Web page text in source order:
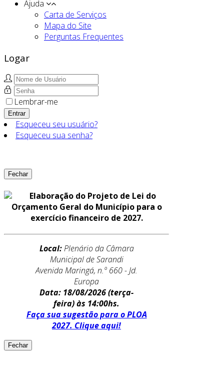
Ajuda
Carta de Serviços
Mapa do Site
Perguntas Frequentes
Logar
Lembrar-me
Entrar
Esqueceu seu usuário?
Esqueceu sua senha?
Fechar
Elaboração do Projeto de Lei do
Orçamento Geral do Município para o
exercício financeiro de 2027.
Local:Plenário da Câmara
Municipal de Sarandi
Avenida Maringá, n.º 660 - Jd.
Europa
Data: 18/08/2026(terça-
feira) às 14:00hs.
Faça sua sugestão para o PLOA
2027. Clique aqui!
Fechar